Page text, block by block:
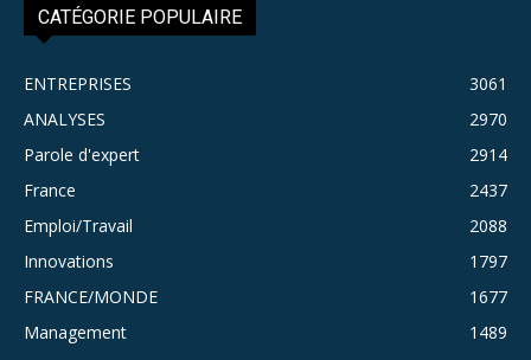
CATÉGORIE POPULAIRE
ENTREPRISES
3061
ANALYSES
2970
Parole d'expert
2914
France
2437
Emploi/Travail
2088
Innovations
1797
FRANCE/MONDE
1677
Management
1489